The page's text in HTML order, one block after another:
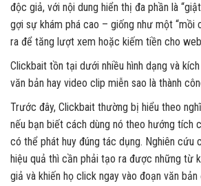
độc giả, với nội dung hiển thị đa phần là
gợi sự khám phá cao – giống như một “mồi
ra để tăng lượt xem hoặc kiếm tiền cho
Clickbait tồn tại dưới nhiều hình dạng và
văn bản hay video clip miễn sao là thành
Trước đây, Clickbait thường bị hiểu theo
nếu bạn biết cách dùng nó theo hướng tích
có thể phát huy đúng tác dụng. Nghiên cứu
hiệu quả thì cần phải tạo ra được những từ
giả và khiến họ click ngay vào đoạn văn bản